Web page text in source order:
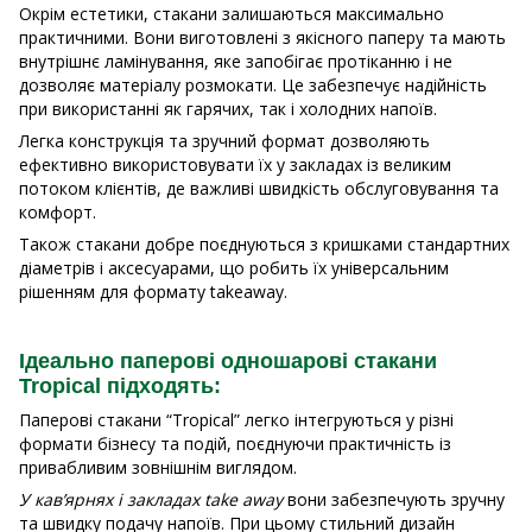
Окрім естетики, стакани залишаються максимально
практичними. Вони виготовлені з якісного паперу та мають
внутрішнє ламінування, яке запобігає протіканню і не
дозволяє матеріалу розмокати. Це забезпечує надійність
при використанні як гарячих, так і холодних напоїв.
Легка конструкція та зручний формат дозволяють
ефективно використовувати їх у закладах із великим
потоком клієнтів, де важливі швидкість обслуговування та
комфорт.
Також стакани добре поєднуються з кришками стандартних
діаметрів і аксесуарами, що робить їх універсальним
рішенням для формату takeaway.
Ідеально паперові одношарові стакани
Tropical підходять:
Паперові стакани “Tropical” легко інтегруються у різні
формати бізнесу та подій, поєднуючи практичність із
привабливим зовнішнім виглядом.
У кав’ярнях і закладах take awayвони забезпечують зручну
та швидку подачу напоїв. При цьому стильний дизайн